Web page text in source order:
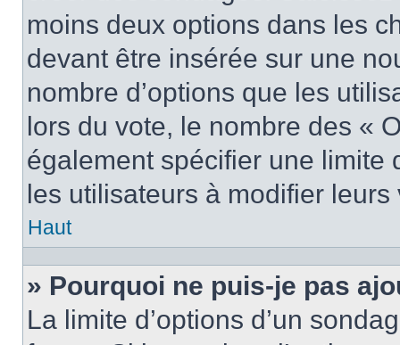
moins deux options dans les
devant être insérée sur une
nombre d’options que les
lors du vote, le nombre des «
également spécifier une limite
les utilisateurs à modifier leurs
Haut
» Pourquoi ne puis-je pas
La limite d’options d’un